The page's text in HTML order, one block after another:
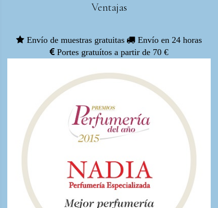
Ventajas
Envío de muestras gratuitas
Envío en 24 horas
Portes gratuítos a partir de 70 €